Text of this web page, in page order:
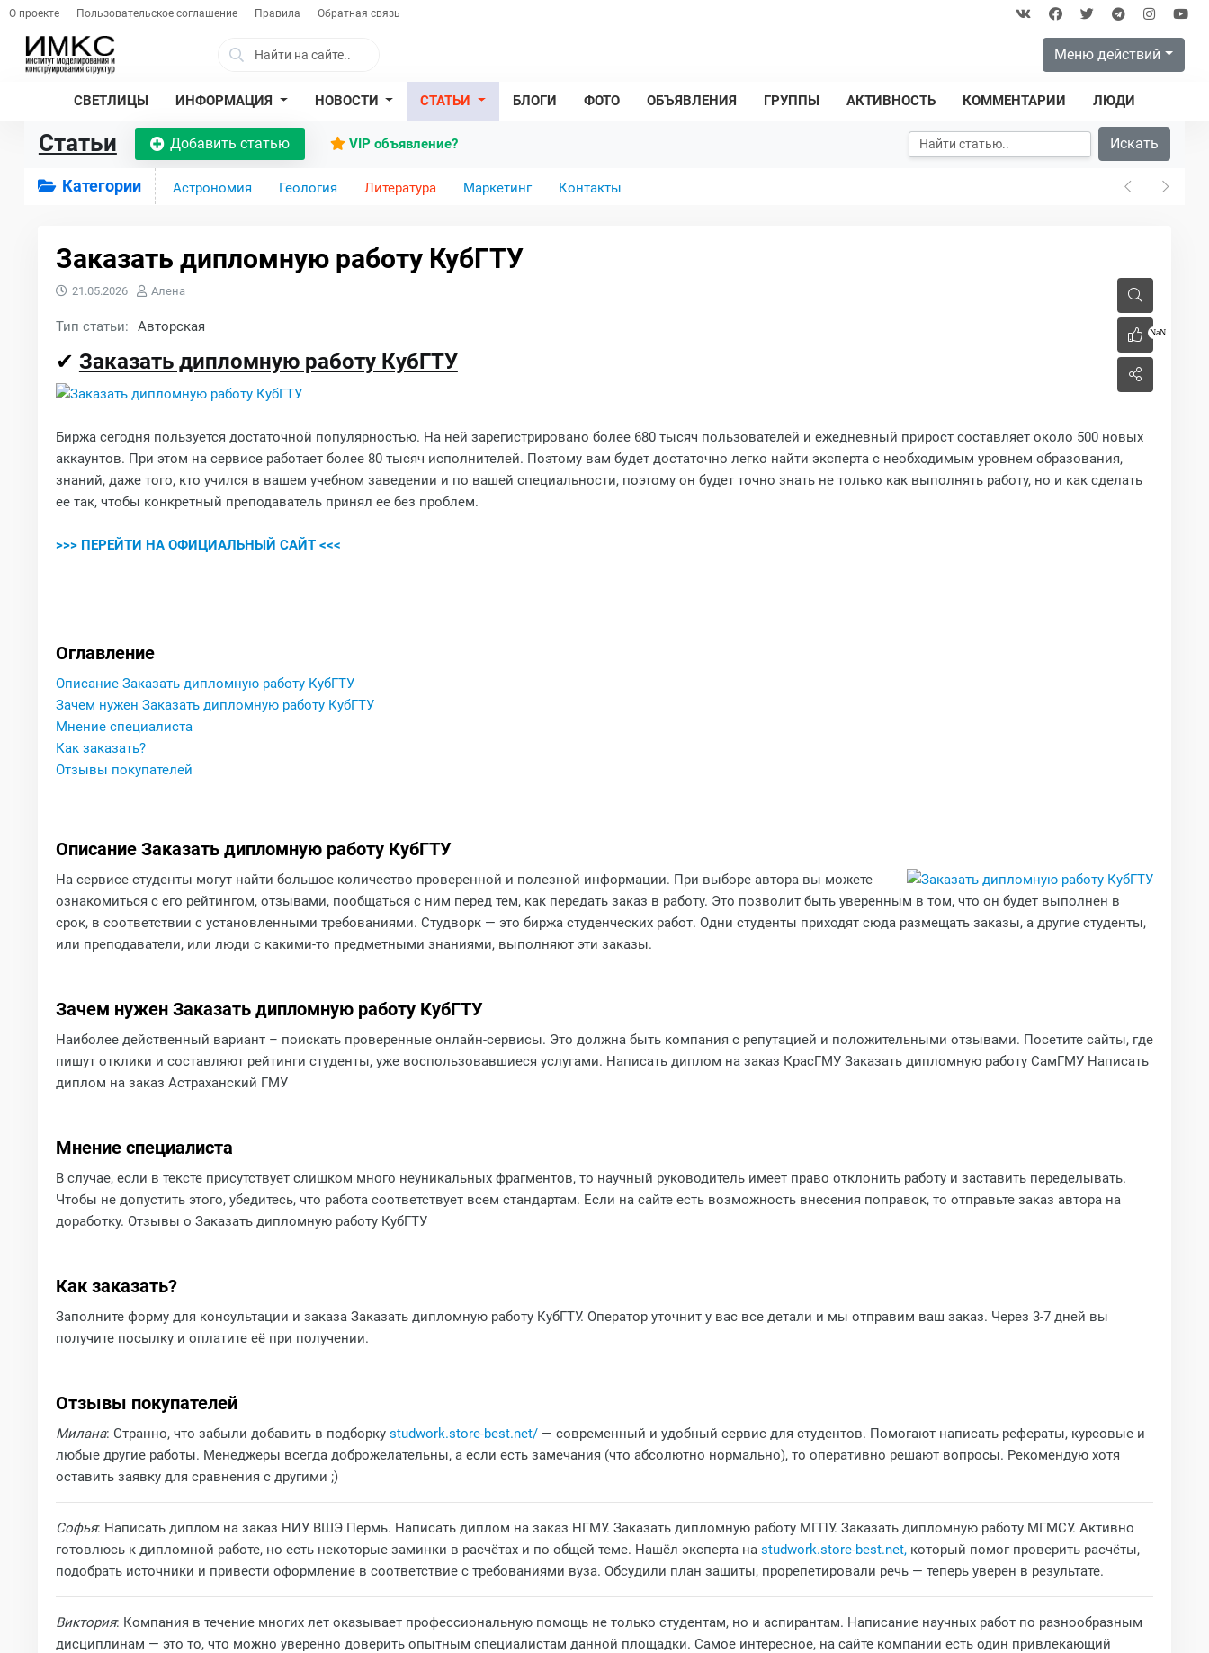
О проекте Пользовательское соглашение Правила Обратная связь
Меню действий
СВЕТЛИЦЫ ИНФОРМАЦИЯ НОВОСТИ СТАТЬИ БЛОГИ ФОТО ОБЪЯВЛЕНИЯ ГРУППЫ АКТИВНОСТЬ КОММЕНТАРИИ ЛЮДИ
Статьи Добавить статью VIP объявление? Искать
Категории Астрономия Геология Литература Маркетинг Контакты
Заказать дипломную работу КубГТУ
NaN
21.05.2026 Алена
Тип статьи: Авторская
✔ Заказать дипломную работу КубГТУ
Биржа сегодня пользуется достаточной популярностью. На ней зарегистрировано более 680 тысяч пользователей и ежедневный прирост составляет около 500 новых
аккаунтов. При этом на сервисе работает более 80 тысяч исполнителей. Поэтому вам будет достаточно легко найти эксперта с необходимым уровнем образования,
знаний, даже того, кто учился в вашем учебном заведении и по вашей специальности, поэтому он будет точно знать не только как выполнять работу, но и как сделать
ее так, чтобы конкретный преподаватель принял ее без проблем.
>>> ПЕРЕЙТИ НА ОФИЦИАЛЬНЫЙ САЙТ <<<
Оглавление
Описание Заказать дипломную работу КубГТУ
Зачем нужен Заказать дипломную работу КубГТУ
Мнение специалиста
Как заказать?
Отзывы покупателей
Описание Заказать дипломную работу КубГТУ
На сервисе студенты могут найти большое количество проверенной и полезной информации. При выборе автора вы можете
ознакомиться с его рейтингом, отзывами, пообщаться с ним перед тем, как передать заказ в работу. Это позволит быть уверенным в том, что он будет выполнен в
срок, в соответствии с установленными требованиями. Студворк — это биржа студенческих работ. Одни студенты приходят сюда размещать заказы, а другие студенты,
или преподаватели, или люди с какими-то предметными знаниями, выполняют эти заказы.
Зачем нужен Заказать дипломную работу КубГТУ
Наиболее действенный вариант – поискать проверенные онлайн-сервисы. Это должна быть компания с репутацией и положительными отзывами. Посетите сайты, где
пишут отклики и составляют рейтинги студенты, уже воспользовавшиеся услугами. Написать диплом на заказ КрасГМУ Заказать дипломную работу СамГМУ Написать
диплом на заказ Астраханский ГМУ
Мнение специалиста
В случае, если в тексте присутствует слишком много неуникальных фрагментов, то научный руководитель имеет право отклонить работу и заставить переделывать.
Чтобы не допустить этого, убедитесь, что работа соответствует всем стандартам. Если на сайте есть возможность внесения поправок, то отправьте заказ автора на
доработку. Отзывы о Заказать дипломную работу КубГТУ
Как заказать?
Заполните форму для консультации и заказа Заказать дипломную работу КубГТУ. Оператор уточнит у вас все детали и мы отправим ваш заказ. Через 3-7 дней вы
получите посылку и оплатите её при получении.
Отзывы покупателей
Милана: Странно, что забыли добавить в подборку studwork.store-best.net/— современный и удобный сервис для студентов. Помогают написать рефераты, курсовые и
любые другие работы. Менеджеры всегда доброжелательны, а если есть замечания (что абсолютно нормально), то оперативно решают вопросы. Рекомендую хотя
оставить заявку для сравнения с другими ;)
Софья: Написать диплом на заказ НИУ ВШЭ Пермь. Написать диплом на заказ НГМУ. Заказать дипломную работу МГПУ. Заказать дипломную работу МГМСУ. Активно
готовлюсь к дипломной работе, но есть некоторые заминки в расчётах и по общей теме. Нашёл эксперта на studwork.store-best.net,который помог проверить расчёты,
подобрать источники и привести оформление в соответствие с требованиями вуза. Обсудили план защиты, прорепетировали речь — теперь уверен в результате.
Виктория: Компания в течение многих лет оказывает профессиональную помощь не только студентам, но и аспирантам. Написание научных работ по разнообразным
дисциплинам — это то, что можно уверенно доверить опытным специалистам данной площадки. Самое интересное, на сайте компании есть один привлекающий